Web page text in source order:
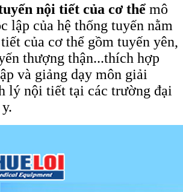
nội tiết của cơ thể mô
lập của hệ thống tuyến nằm
của cơ thể gồm tuyến yên,
thượng thận...thích hợp
và giảng dạy môn giải
lý nội tiết tại các trường đại